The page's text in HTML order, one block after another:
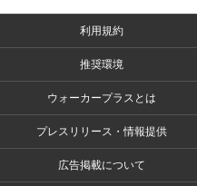
利用規約
推奨環境
ウォーカープラスとは
プレスリリース・情報提供
広告掲載について